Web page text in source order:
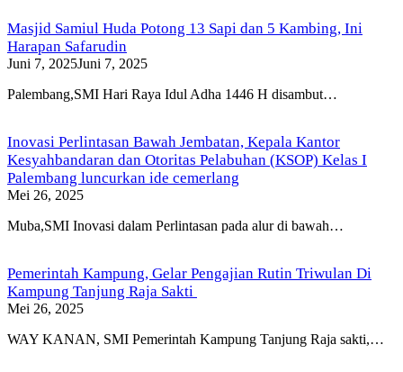
Masjid Samiul Huda Potong 13 Sapi dan 5 Kambing, Ini
Harapan Safarudin
Juni 7, 2025Juni 7, 2025
Palembang,SMI Hari Raya Idul Adha 1446 H disambut…
Inovasi Perlintasan Bawah Jembatan, Kepala Kantor
Kesyahbandaran dan Otoritas Pelabuhan (KSOP) Kelas I
Palembang luncurkan ide cemerlang
Mei 26, 2025
Muba,SMI Inovasi dalam Perlintasan pada alur di bawah…
Pemerintah Kampung, Gelar Pengajian Rutin Triwulan Di
Kampung Tanjung Raja Sakti
Mei 26, 2025
WAY KANAN, SMI Pemerintah Kampung Tanjung Raja sakti,…